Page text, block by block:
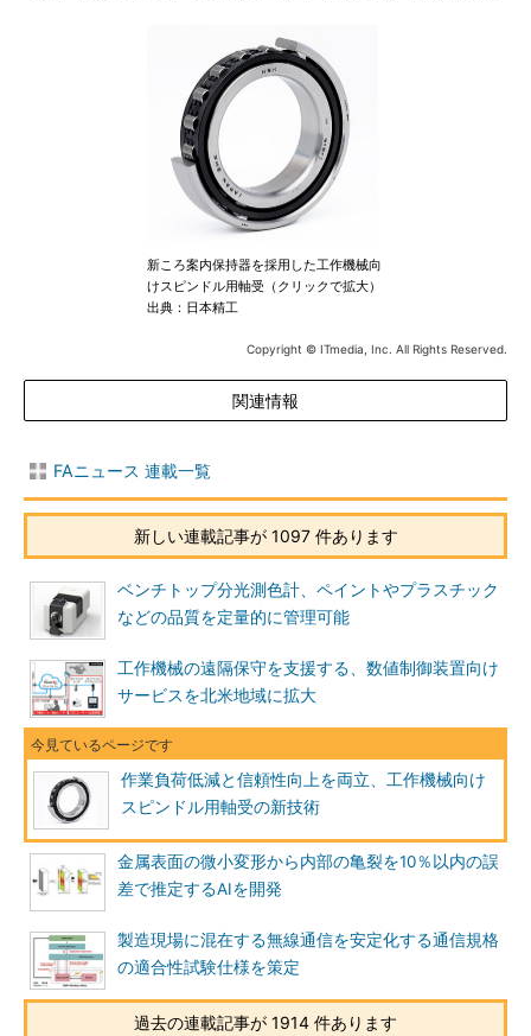
新ころ案内保持器を採用した工作機械向
けスピンドル用軸受（クリックで拡大）
出典：日本精工
Copyright © ITmedia, Inc. All Rights Reserved.
関連情報
FAニュース 連載一覧
新しい連載記事が 1097 件あります
ベンチトップ分光測色計、ペイントやプラスチック
などの品質を定量的に管理可能
工作機械の遠隔保守を支援する、数値制御装置向け
サービスを北米地域に拡大
作業負荷低減と信頼性向上を両立、工作機械向け
スピンドル用軸受の新技術
金属表面の微小変形から内部の亀裂を10％以内の誤
差で推定するAIを開発
製造現場に混在する無線通信を安定化する通信規格
の適合性試験仕様を策定
過去の連載記事が 1914 件あります